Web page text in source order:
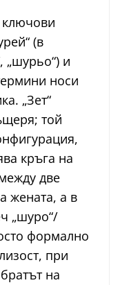
ключови
(в
„шурьо“) и
носи
„Зет“
той
кръга на
две
жената, а в
„шуро“/
формално
при
на